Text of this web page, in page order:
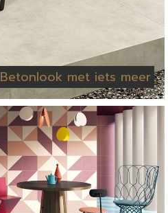
Betonlook met iets meer